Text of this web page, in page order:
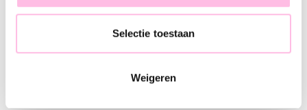
Selectie toestaan
Weigeren
Grove dubbele ballchain ketting